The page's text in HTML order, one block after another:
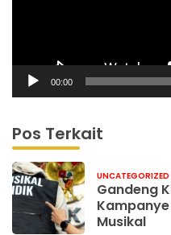
00:00
Pos Terkait
UNCATEGORIZED
Gandeng
Musikal